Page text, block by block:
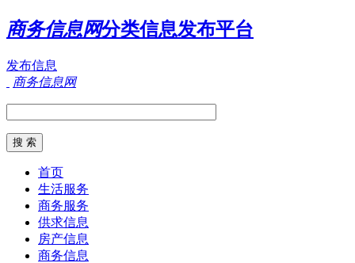
商务信息网分类信息发布平台
发布信息
商务信息网
首页
生活服务
商务服务
供求信息
房产信息
商务信息